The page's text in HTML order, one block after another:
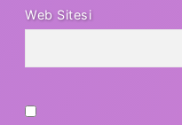
Web Sitesi